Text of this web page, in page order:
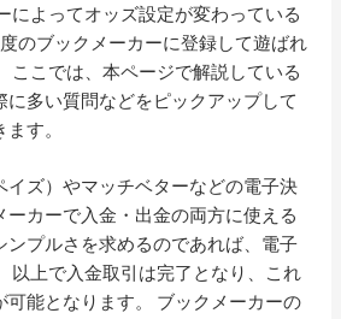
によってオッズ設定が変わっている
のブックメーカーに登録して遊ばれ
ここでは、本ページで解説している
に多い質問などをピックアップして
す。
イズ）やマッチベターなどの電子決
ーカーで入金・出金の両方に使える
ンプルさを求めるのであれば、電子
以上で入金取引は完了となり、これ
可能となります。 ブックメーカーの